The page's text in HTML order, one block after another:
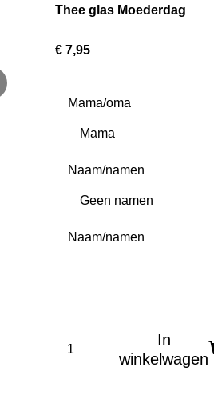
Thee glas Moederdag
€ 7,95
Mama/oma
Naam/namen
Naam/namen
In
winkelwagen